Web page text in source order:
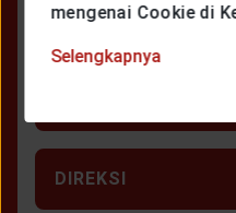
STRUKTUR
DIREKSI
mengenai Cookie di
Selengkapnya